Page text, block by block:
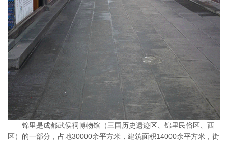
锦里是成都武侯祠博物馆（三国历史遗迹区、锦里民俗区、西
区）的一部分，占地30000余平方米，建筑面积14000余平方米，街